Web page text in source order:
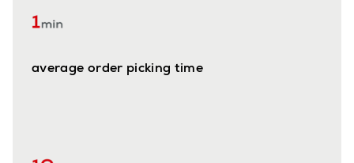
average order picking time